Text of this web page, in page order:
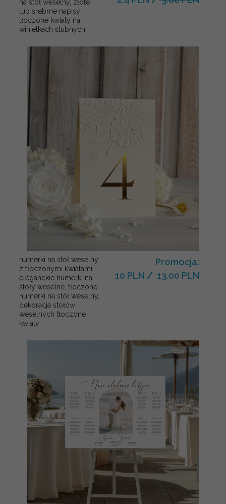
na stół weselny, złote
lub srebrne napisy
tłoczone kwiaty na
winietkach ślubnych
numerki na stół weselny
z tłoczonymi kwiatami,
eleganckie numerki na
stoły weselne, tłoczone
numerki na stół weselny,
dekoracja stołów
weselnych tłoczone
kwiaty
Promocja:
10 PLN / 13.00 PLN